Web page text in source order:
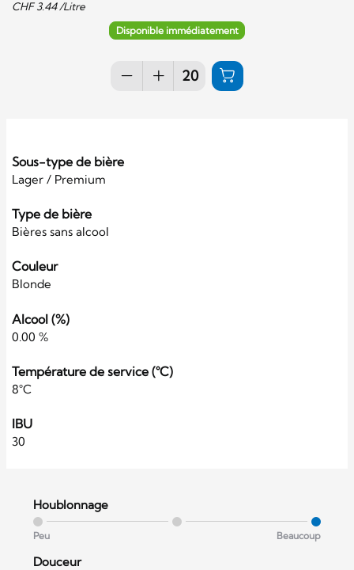
CHF3.44/Litre
Disponible immédiatement
Sous-type de bière
Lager / Premium
Type de bière
Bières sans alcool
Couleur
Blonde
Alcool (%)
0.00 %
Température de service (°C)
8°C
IBU
30
Houblonnage
Peu Beaucoup
Douceur